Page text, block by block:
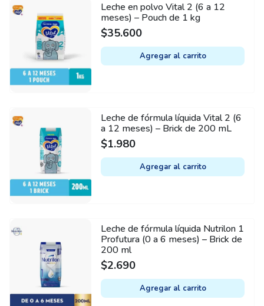
Leche en polvo Vital 2 (6 a 12
meses) – Pouch de 1 kg
$35.600
Agregar al carrito
Leche de fórmula líquida Vital 2 (6
a 12 meses) – Brick de 200 mL
$1.980
Agregar al carrito
Leche de fórmula líquida Nutrilon 1
Profutura (0 a 6 meses) – Brick de
200 ml
$2.690
Agregar al carrito